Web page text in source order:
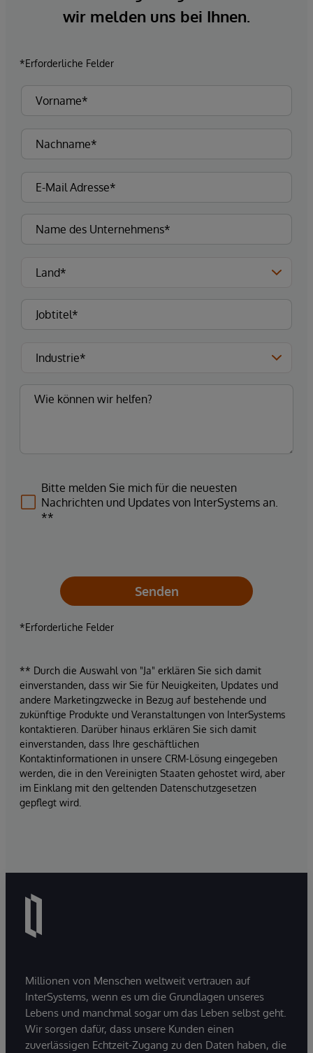
wir melden uns bei Ihnen.
*Erforderliche Felder
Bitte melden Sie mich für die neuesten
Nachrichten und Updates von InterSystems an.
**
Senden
*Erforderliche Felder
** Durch die Auswahl von "Ja" erklären Sie sich damit
einverstanden, dass wir Sie für Neuigkeiten, Updates und
andere Marketingzwecke in Bezug auf bestehende und
zukünftige Produkte und Veranstaltungen von InterSystems
kontaktieren. Darüber hinaus erklären Sie sich damit
einverstanden, dass Ihre geschäftlichen
Kontaktinformationen in unsere CRM-Lösung eingegeben
werden, die in den Vereinigten Staaten gehostet wird, aber
im Einklang mit den geltenden Datenschutzgesetzen
gepflegt wird.
Millionen von Menschen weltweit vertrauen auf
InterSystems, wenn es um die Grundlagen unseres
Lebens und manchmal sogar um das Leben selbst geht.
Wir sorgen dafür, dass unsere Kunden einen
zuverlässigen Echtzeit-Zugang zu den Daten haben, die